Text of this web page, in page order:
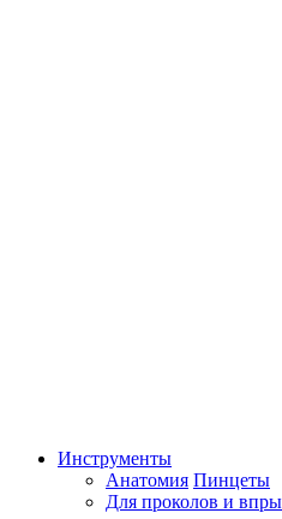
Инструменты
Анатомия Пинцеты
Для проколов и